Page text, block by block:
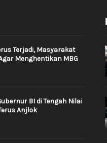
Terjadi, Masyarakat
Menghentikan MBG
BI di Tengah Nilai
Anjlok